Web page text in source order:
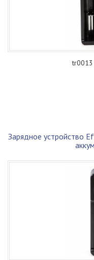
tr0013
Зарядное устройство